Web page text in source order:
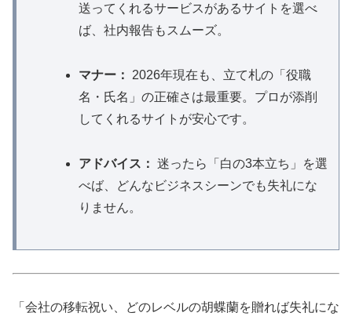
送ってくれるサービスがあるサイトを選べ
ば、社内報告もスムーズ。
マナー：
2026年現在も、立て札の「役職
名・氏名」の正確さは最重要。プロが添削
してくれるサイトが安心です。
アドバイス： 迷ったら「白の3本立ち」を選
べば、どんなビジネスシーンでも失礼にな
りません。
「会社の移転祝い、どのレベルの胡蝶蘭を贈れば失礼にな